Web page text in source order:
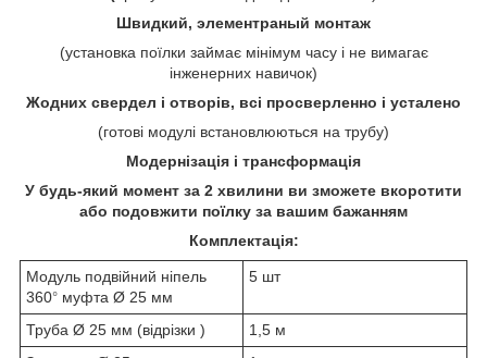
Швидкий, элементраный монтаж
(установка поїлки займає мінімум часу і не вимагає
інженерних навичок)
Жодних свердел і отворів, всі просверленно і усталено
(готові модулі встановлюються на трубу)
Модернізація і трансформація
У будь-який момент за 2 хвилини ви зможете вкоротити
або подовжити поїлку за вашим бажанням
Комплектація:
Модуль подвійний ніпель
360° муфта Ø 25 мм
5 шт
Труба Ø 25 мм (відрізки )
1,5 м